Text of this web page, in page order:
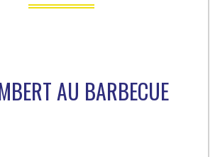
AU BARBECUE